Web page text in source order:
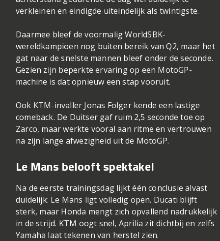
verkleinen en eindigde uiteindelijk als twintigste.
Daarmee bleef de voormalig WorldSBK-
wereldkampioen nog buiten bereik van Q2, maar het
gat naar de snelste mannen bleef onder de seconde.
Gezien zijn beperkte ervaring op een MotoGP-
machine is dat opnieuw een stap vooruit.
Ook KTM-invaller Jonas Folgerkende een lastige
comeback. De Duitser gaf ruim 2,5 seconde toe op
Zarco, maar werkte vooral aan ritme en vertrouwen
na zijn lange afwezigheid uit de MotoGP.
Le Mans belooft spektakel
Na de eerste trainingsdag lijkt één conclusie alvast
duidelijk: Le Mans ligt volledig open. Ducati blijft
sterk, maar Honda mengt zich opvallend nadrukkelijk
in de strijd. KTM oogt snel, Aprilia zit dichtbij en zelfs
Yamaha laat tekenen van herstel zien.